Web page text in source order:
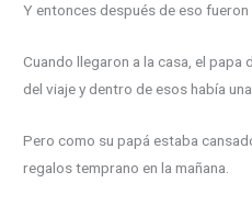
Y entonces después de eso
Cuando llegaron a la casa, el
del viaje y dentro de esos había
Pero como su papá estaba
regalos temprano en la mañana.